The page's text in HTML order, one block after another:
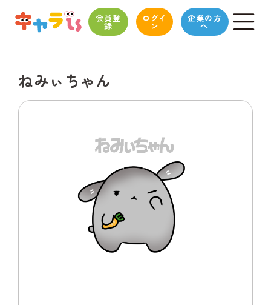
会員登
録
ログイ
ン
企業の方
へ
ねみぃちゃん